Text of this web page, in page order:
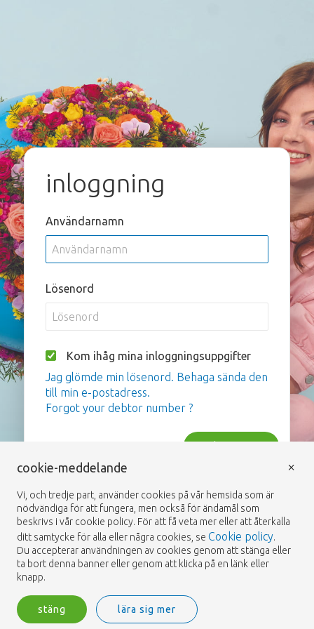
inloggning
Användarnamn
Lösenord
Kom ihåg mina inloggningsuppgifter
Jag glömde min lösenord. Behaga sända den
till min e-postadress.
Forgot your debtor number ?
cookie-meddelande
Vi, och tredje part, använder cookies på vår hemsida som är
nödvändiga för att fungera, men också för ändamål som
beskrivs i vår cookie policy. För att få veta mer eller att återkalla
ditt samtycke för alla eller några cookies, se Cookie policy.
Du accepterar användningen av cookies genom att stänga eller
ta bort denna banner eller genom att klicka på en länk eller
knapp.
stäng lära sig mer
×